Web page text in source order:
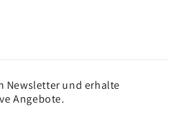
Newsletter und erhalte
Angebote.